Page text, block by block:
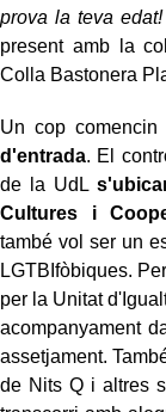
prova la teva edat!
present amb la
Colla Bastonera
Un cop comencin
d'entrada. El
de la UdL
Cultures i
també vol ser un
LGTBIfòbiques.
per la Unitat
acompanyament
assetjament.
de Nits Q i altres